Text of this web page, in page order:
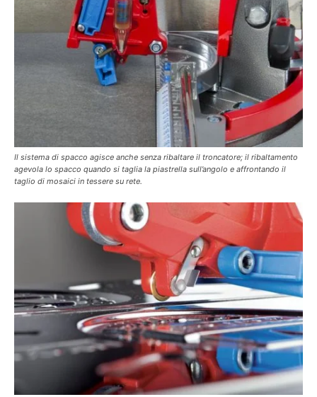
Il sistema di spacco agisce anche senza ribaltare il troncatore; il ribaltamento
agevola lo spacco quando si taglia la piastrella sull’angolo e affrontando il
taglio di mosaici in tessere su rete.